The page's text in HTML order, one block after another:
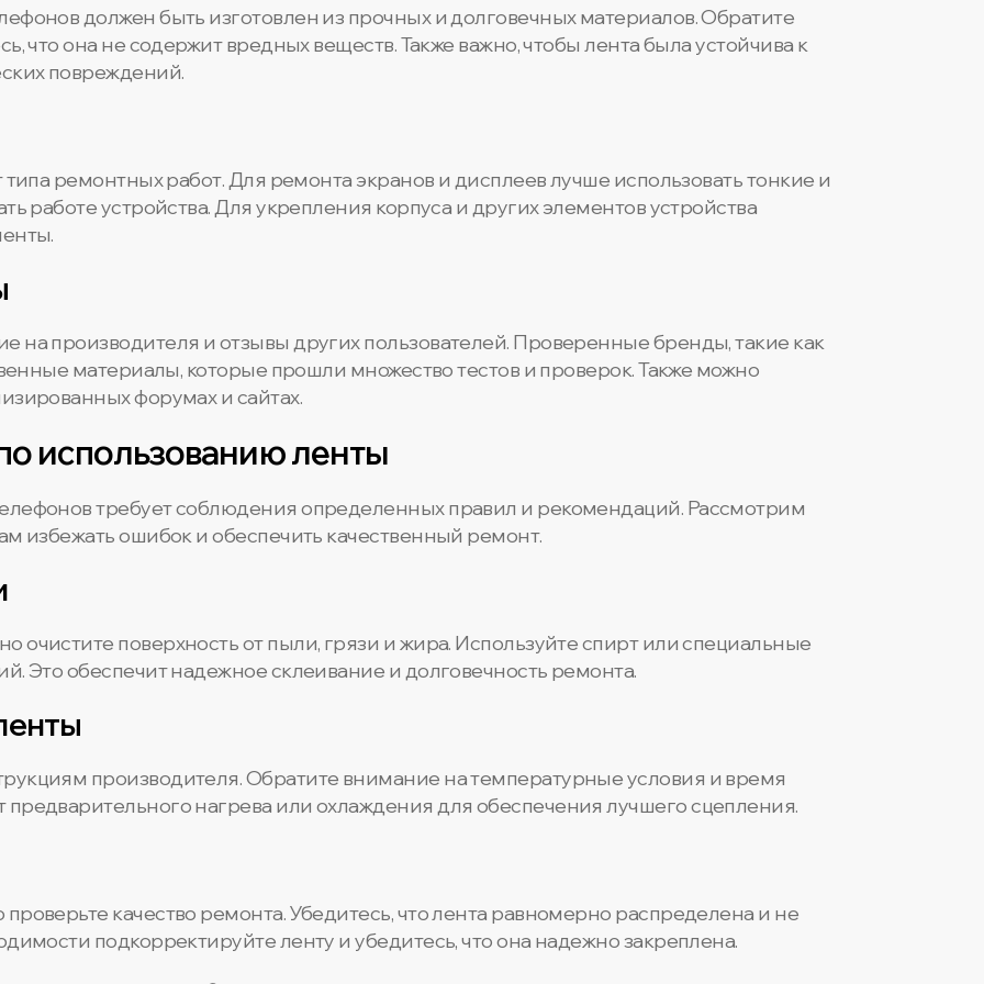
должен быть изготовлен из прочных и долговечных материалов. Обратите
что она не содержит вредных веществ. Также важно, чтобы лента была устойчива к
повреждений.
ремонтных работ. Для ремонта экранов и дисплеев лучше использовать тонкие и
работе устройства. Для укрепления корпуса и других элементов устройства
на производителя и отзывы других пользователей. Проверенные бренды, такие как
материалы, которые прошли множество тестов и проверок. Также можно
форумах и сайтах.
использованию ленты
требует соблюдения определенных правил и рекомендаций. Рассмотрим
избежать ошибок и обеспечить качественный ремонт.
очистите поверхность от пыли, грязи и жира. Используйте спирт или специальные
Это обеспечит надежное склеивание и долговечность ремонта.
производителя. Обратите внимание на температурные условия и время
нагрева или охлаждения для обеспечения лучшего сцепления.
качество ремонта. Убедитесь, что лента равномерно распределена и не
подкорректируйте ленту и убедитесь, что она надежно закреплена.